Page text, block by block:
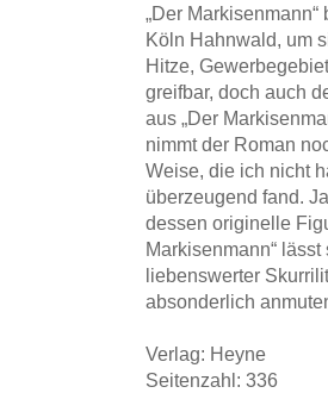
„Der
Köln Hahnwald, um
Hitze,
greifbar, doch auch
aus „Der
nimmt der Roman
Weise, die ich nicht
überzeugend fand.
dessen originelle
Markisenmann“
liebenswerter
absonderlich
Verlag: Heyne
Seitenzahl: 336